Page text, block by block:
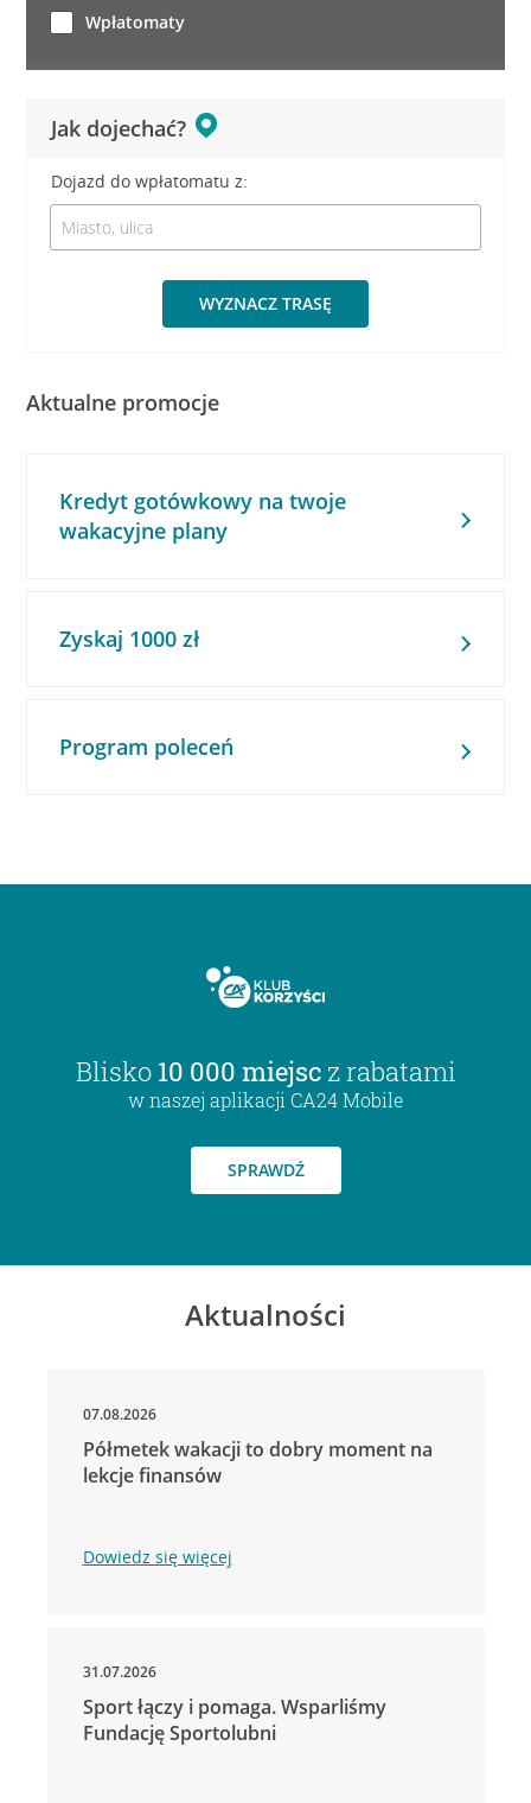
Jak dojechać?
Dojazd do wpłatomatu z:
WYZNACZ TRASĘ
Wpłatomaty
Aktualne promocje
Kredyt gotówkowy na twoje
wakacyjne plany
Zyskaj 1000 zł
Program poleceń
Blisko 10 000 miejsc z rabatami
w naszej aplikacji CA24 Mobile
SPRAWDŹ
Aktualności
07.08.2026
Półmetek wakacji to dobry moment na
lekcje finansów
Dowiedz się więcej
31.07.2026
Sport łączy i pomaga. Wsparliśmy
Fundację Sportolubni